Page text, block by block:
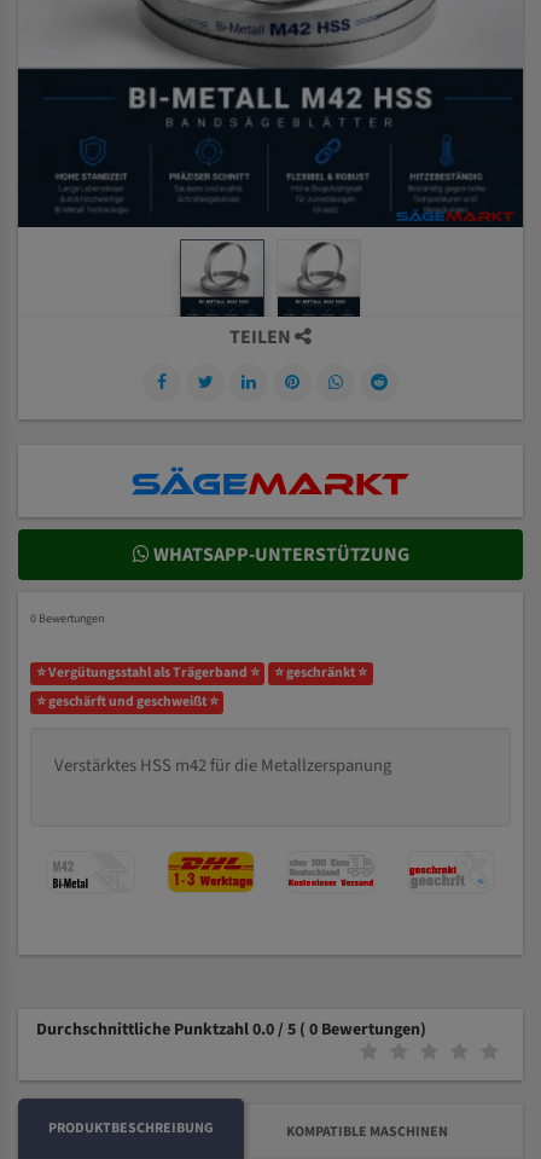
TEILEN
WHATSAPP-UNTERSTÜTZUNG
0 Bewertungen
⭐ Vergütungsstahl als Trägerband ⭐
⭐ geschränkt ⭐
⭐ geschärft und geschweißt ⭐
Verstärktes HSS m42 für die Metallzerspanung
Durchschnittliche Punktzahl 0.0 / 5 ( 0 Bewertungen)
PRODUKTBESCHREIBUNG KOMPATIBLE MASCHINEN